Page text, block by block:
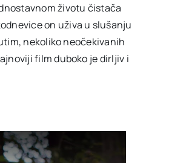
životu čistača
on uživa u slušanju
nekoliko neočekivanih
film duboko je dirljiv i